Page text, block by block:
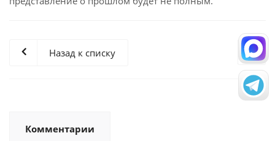
Назад к списку
Комментарии